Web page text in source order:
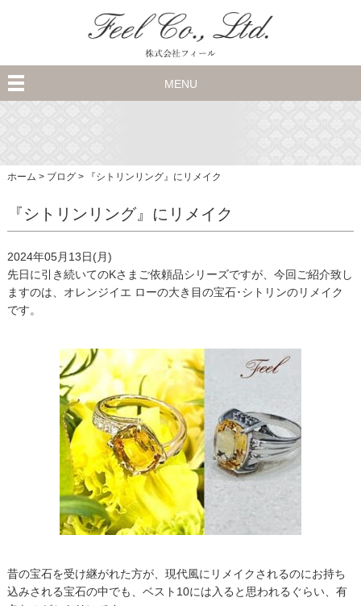
MENU
ホーム > ブログ> 『シトリンリング』にリメイク
『シトリンリング』にリメイク
2024年05月13日(月)
先日に引き続いてのKさまご依頼品シリーズですが、今回ご紹介致し
ますのは、オレンジイエ ローの大き目の宝石･シトリンのリメイク
です。
昔の宝石を受け継がれた方が、現代風にリメイクされるのにお持ち
込みされる宝石の中でも、ベスト10には入ると思われるぐらい、有